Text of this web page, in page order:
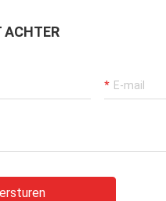
ACHTER